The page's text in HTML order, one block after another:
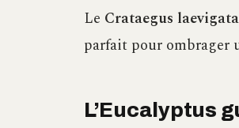
Le Crataegus laevigata
parfait pour ombrager
L’Eucalyptus